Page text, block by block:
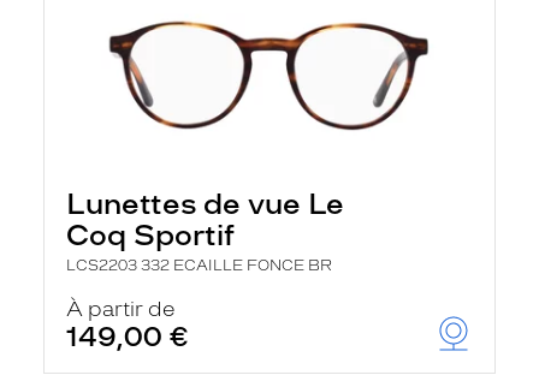
Lunettes de vue Le
Coq Sportif
LCS2203 332 ECAILLE FONCE BR
À partir de
149,00 €